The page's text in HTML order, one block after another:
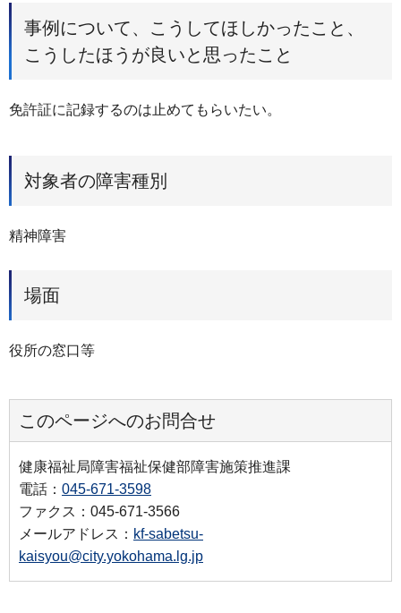
事例について、こうしてほしかったこと、
こうしたほうが良いと思ったこと
免許証に記録するのは止めてもらいたい。
対象者の障害種別
精神障害
場面
役所の窓口等
このページへのお問合せ
健康福祉局障害福祉保健部障害施策推進課
電話： 045-671-3598
ファクス：045-671-3566
メールアドレス： kf-sabetsu-
kaisyou@city.yokohama.lg.jp